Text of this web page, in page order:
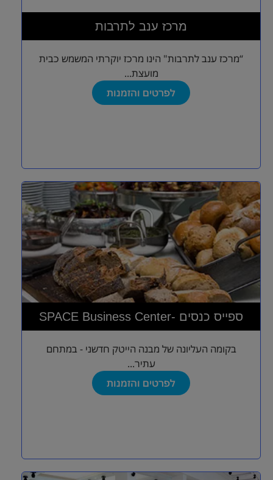
מרכז ענב לתרבות
“מרכז ענב לתרבות" הינו מרכז יוקרתי המשמש כבית
מועצת...
לפרטים והזמנות
SPACE Business Center- ספייס כנסים
בקומה העליונה של מבנה הייטק חדשני - במתחם
עתיר...
לפרטים והזמנות